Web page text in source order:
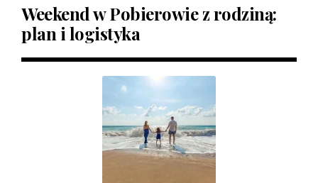
Weekend w Pobierowie z rodziną:
plan i logistyka